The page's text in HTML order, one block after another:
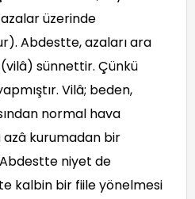
üzerinde
Abdestte, azaları ara
sünnettir. Çünkü
Vilâ; beden,
normal hava
kurumadan bir
niyet de
kalbin bir fiile yönelmesi